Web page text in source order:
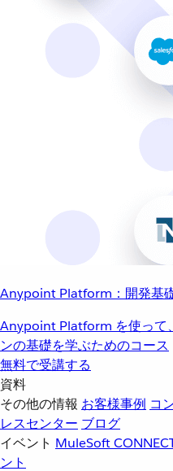
Anypoint Platform：開発基
Anypoint Platform を使って
ンの基礎を学ぶためのコース
無料で受講する
資料
その他の情報 お客様事例 コ
レスセンター ブログ
イベント MuleSoft
ント